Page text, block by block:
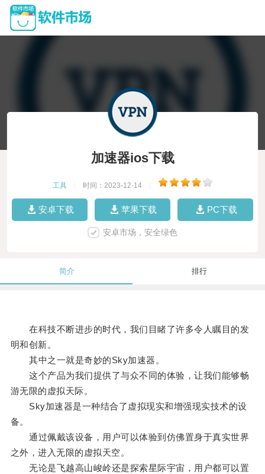
加速器ios下载
工具 时间：2023-12-14
安卓下载 苹果下载 PC下载
安卓市场，安全绿色
简介 排行
在科技不断进步的时代，我们目睹了许多令人瞩目的发
明和创新。
其中之一就是奇妙的Sky加速器。
这个产品为我们提供了与众不同的体验，让我们能够畅
游无限的虚拟天际。
Sky加速器是一种结合了虚拟现实和增强现实技术的设
备。
通过佩戴该设备，用户可以体验到仿佛置身于真实世界
之外，进入无限的虚拟天空。
无论是飞越高山峻岭还是探索星际宇宙，用户都可以置